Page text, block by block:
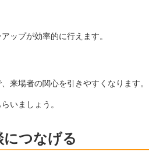
ップが効率的に行えます。
来場者の関心を引きやすくなります。
いましょう。
つなげる